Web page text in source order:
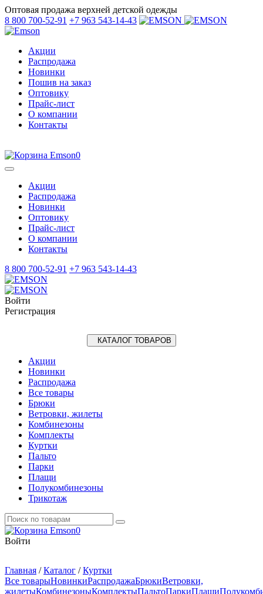
Оптовая продажа верхней детской одежды
8 800 700-52-91 +7 963 543-14-43
Акции
Распродажа
Новинки
Пошив на заказ
Оптовику
Прайс-лист
О компании
Контакты
0
Акции
Распродажа
Новинки
Оптовику
Прайс-лист
О компании
Контакты
8 800 700-52-91 +7 963 543-14-43
Войти
Регистрация
КАТАЛОГ ТОВАРОВ
Акции
Новинки
Распродажа
Все товары
Брюки
Ветровки, жилеты
Комбинезоны
Комплекты
Куртки
Пальто
Парки
Плащи
Полукомбинезоны
Трикотаж
0
Войти
Главная /Каталог /Куртки
Все товарыНовинкиРаспродажаБрюкиВетровки,
жилетыКомбинезоныКомплектыПальтоПаркиПлащи